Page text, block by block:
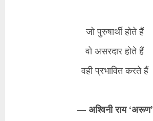
​जो पुरुषार्थी होते हैं
वो असरदार होते हैं
वही प्रभावित करते हैं
​— अश्विनी राय ‘अरूण’